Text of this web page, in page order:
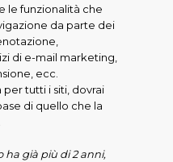
le funzionalità che
da parte dei
di e-mail marketing,
ecc.
tutti i siti, dovrai
di quello che la
ha già più di 2 anni,